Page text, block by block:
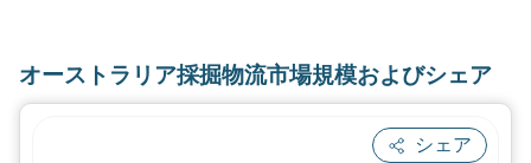
オーストラリア採掘物流市場規模およびシェア
シェア